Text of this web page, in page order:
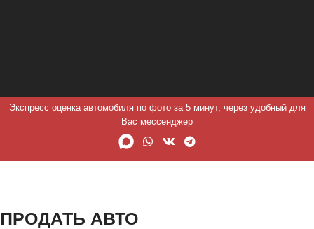
Экспресс оценка автомобиля по фото за 5 минут, через удобный для
Вас мессенджер
ПРОДАТЬ АВТО